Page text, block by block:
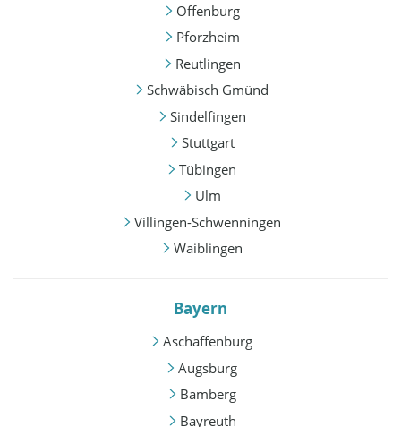
Offenburg
Pforzheim
Reutlingen
Schwäbisch Gmünd
Sindelfingen
Stuttgart
Tübingen
Ulm
Villingen-Schwenningen
Waiblingen
Bayern
Aschaffenburg
Augsburg
Bamberg
Bayreuth